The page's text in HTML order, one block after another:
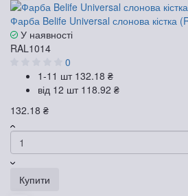
Фарба Belife Universal слонова кістка
У наявності
RAL1014
0
1-11 шт 132.18 ₴
від 12 шт 118.92 ₴
132.18 ₴
Купити